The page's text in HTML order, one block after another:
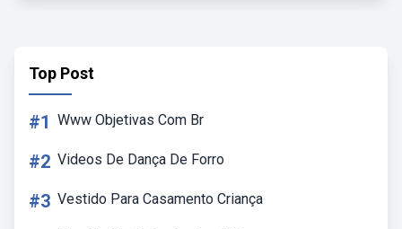
Top Post
#1 Www Objetivas Com Br
#2 Videos De Dança De Forro
#3 Vestido Para Casamento Criança